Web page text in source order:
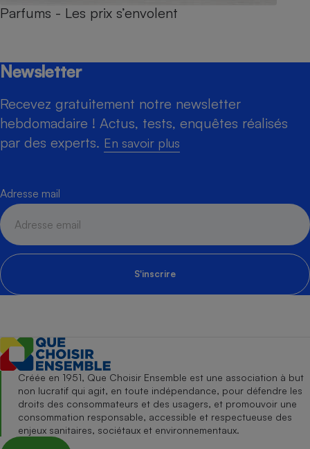
Parfums - Les prix s’envolent
Newsletter
Recevez gratuitement notre newsletter
hebdomadaire ! Actus, tests, enquêtes réalisés
par des experts. En savoir plus
Adresse mail
S'inscrire
Créée en 1951, Que Choisir Ensemble est une association à but
non lucratif qui agit, en toute indépendance, pour défendre les
droits des consommateurs et des usagers, et promouvoir une
consommation responsable, accessible et respectueuse des
enjeux sanitaires, sociétaux et environnementaux.